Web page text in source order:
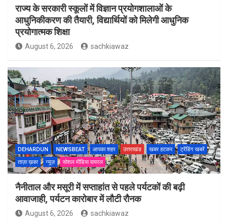
राज्य के सरकारी स्कूलों में विज्ञान प्रयोगशालाओं के
आधुनिकीकरण की तैयारी, विद्यार्थियों को मिलेगी आधुनिक
प्रयोगात्मक शिक्षा
August 6, 2026 sachkiawaz
DEHARDUN NEWSBEAT आपका शहर उत्तराखंड खबर हटकर
ट्रेंडिंग खबरें
ताज़ा ख़बर
न्यूज़ सोशल मीडिया वायरल
नैनीताल और मसूरी में सप्ताहांत से पहले पर्यटकों की बढ़ी
आवाजाही, पर्यटन कारोबार में लौटी रौनक
August 6, 2026 sachkiawaz